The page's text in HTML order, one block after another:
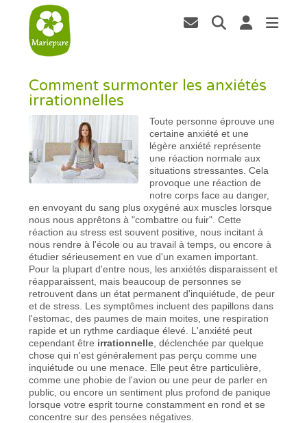
Comment surmonter les anxiétés
irrationnelles
Toute personne éprouve une
certaine anxiété et une
légère anxiété représente
une réaction normale aux
situations stressantes. Cela
provoque une réaction de
notre corps face au danger,
en envoyant du sang plus oxygéné aux muscles lorsque
nous nous apprêtons à "combattre ou fuir". Cette
réaction au stress est souvent positive, nous incitant à
nous rendre à l'école ou au travail à temps, ou encore à
étudier sérieusement en vue d'un examen important.
Pour la plupart d'entre nous, les anxiétés disparaissent et
réapparaissent, mais beaucoup de personnes se
retrouvent dans un état permanent d'inquiétude, de peur
et de stress. Les symptômes incluent des papillons dans
l'estomac, des paumes de main moites, une respiration
rapide et un rythme cardiaque élevé. L'anxiété peut
cependant être irrationnelle , déclenchée par quelque
chose qui n'est généralement pas perçu comme une
inquiétude ou une menace. Elle peut être particulière,
comme une phobie de l'avion ou une peur de parler en
public, ou encore un sentiment plus profond de panique
lorsque votre esprit tourne constamment en rond et se
concentre sur des pensées négatives.